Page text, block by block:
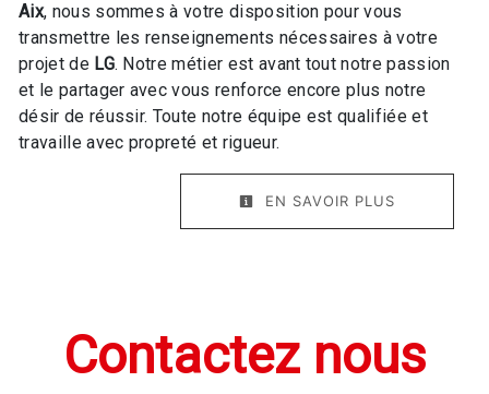
Aix, nous sommes à votre disposition pour vous
transmettre les renseignements nécessaires à votre
projet de LG. Notre métier est avant tout notre passion
et le partager avec vous renforce encore plus notre
désir de réussir. Toute notre équipe est qualifiée et
travaille avec propreté et rigueur.
EN SAVOIR PLUS
Contactez nous